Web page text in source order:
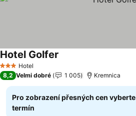
3 Počet hvězdiček
Hotel
Hotel Golfer
8,2 Velmi dobré 1 005 Kremnica
Pro zobrazení přesných cen vyberte
termín